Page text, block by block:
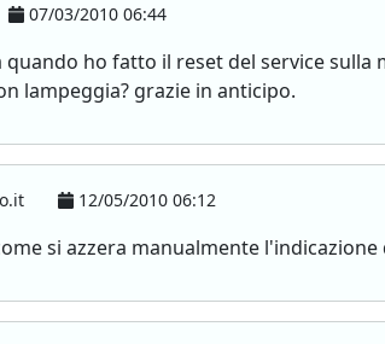
07/03/2010 06:44
ho fatto il reset del service
lampeggia? grazie in anticipo.
12/05/2010 06:12
si azzera manualmente